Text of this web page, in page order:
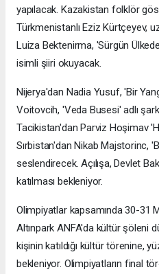
yapılacak. Kazakistan folklör
Türkmenistanlı Eziz Kürtçeyev,
Luiza Bektenirma, 'Sürgün
isimli şiiri okuyacak.
Nijerya'dan Nadia Yusuf, 'Bir
Voitovcih, 'Veda Busesi' adlı
Tacikistan'dan Parviz Hoşimav
Sırbistan'dan Nikab Majstorinc,
seslendirecek. Açılışa, Devlet
katılması bekleniyor.
Olimpiyatlar kapsamında 30-31
Altınpark ANFA'da kültür şöleni
kişinin katıldığı kültür törenine,
bekleniyor. Olimpiyatların final